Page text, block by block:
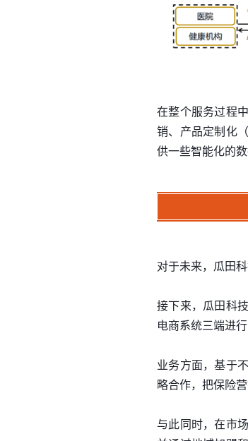
在整个服务过程
销、产品定制化
供一些智能化的
对于未来，瓜田
接下来，瓜田科
电商系统三端进
业务方面，基于
略合作，把保险
与此同时，在市